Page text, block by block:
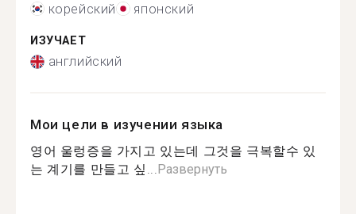
корейский японский
ИЗУЧАЕТ
английский
Мои цели в изучении языка
영어 울렁증을 가지고 있는데 그것을 극복할수 있
는 계기를 만들고 싶...Развернуть